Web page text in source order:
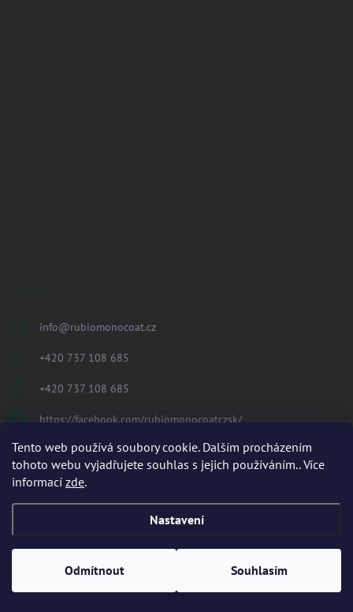
Tento web používá soubory cookie. Dalším procházením
tohoto webu vyjadřujete souhlas s jejich používáním.. Více
informací zde.
Nastavení
Odmítnout Souhlasím
info@rubiomonocoat.cz
+420 737 108 685
+420 737 108 685
https://facebook.com/rubiomonocoatczsk/
rubiomonocoatczsk/
PŘIJÍMÁME ONLINE PLATBY